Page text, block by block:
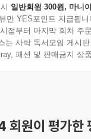
었다는 사실에 대한
냉전 질서에 편승
이벤트였다. 하지
의 말대로 『
일반회원 300원, 마니
만 YES포인트 지급됩니
점부터 마지막 회차 주
는 사락 독서모임 게시
패션 및 판매금지 상
회원이 평가한